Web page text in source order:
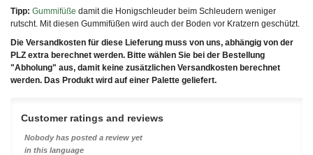
Tipp: Gummifüße damit die Honigschleuder beim Schleudern weniger
rutscht. Mit diesen Gummifüßen wird auch der Boden vor Kratzern geschützt.
Die Versandkosten für diese Lieferung muss von uns, abhängig von der
PLZ extra berechnet werden. Bitte wählen Sie bei der Bestellung
"Abholung" aus, damit keine zusätzlichen Versandkosten berechnet
werden. Das Produkt wird auf einer Palette geliefert.
Customer ratings and reviews
Nobody has posted a review yet
in this language